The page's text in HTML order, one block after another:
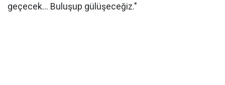
geçecek... Buluşup gülüşeceğiz."